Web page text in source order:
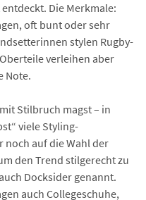
Die Merkmale:
oft bunt oder sehr
stylen Rugby-
verleihen aber
Note.
Stilbruch magst – in
viele Styling-
noch auf die Wahl der
den Trend stilgerecht zu
Docksider genannt.
auch Collegeschuhe,